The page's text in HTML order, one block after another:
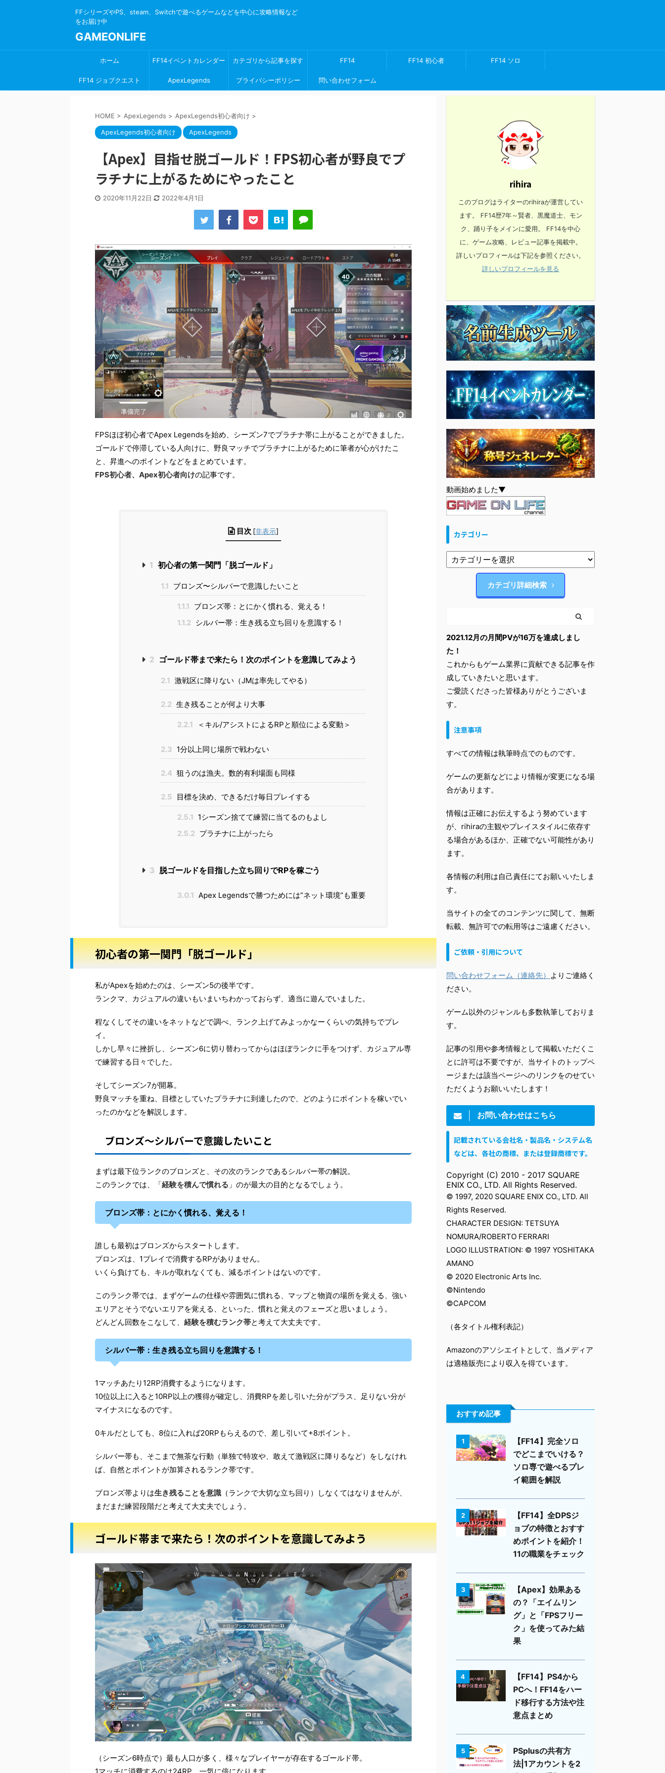
FFシリーズやPS、steam、Switchで遊べるゲームなどを中心に攻略情報など
をお届け中
GAMEONLIFE
ホーム FF14イベントカレンダー カテゴリから記事を探す FF14 FF14 初心者 FF14 ソロ
FF14 ジョブクエスト ApexLegends プライバシーポリシー 問い合わせフォーム
HOME > ApexLegends > ApexLegends初心者向け >
ApexLegends初心者向け ApexLegends
【Apex】目指せ脱ゴールド！FPS初心者が野良でプ
ラチナに上がるためにやったこと
2020年11月22日 2022年4月1日
FPSほぼ初心者でApex Legendsを始め、シーズン7でプラチナ帯に上がることができました。
ゴールドで停滞している人向けに、野良マッチでプラチナに上がるために筆者が心がけたこ
と、昇進へのポイントなどをまとめています。
FPS初心者、Apex初心者向けの記事です。
目次 [非表示]
1 初心者の第一関門「脱ゴールド」
1.1 ブロンズ〜シルバーで意識したいこと
1.1.1 ブロンズ帯：とにかく慣れる、覚える！
1.1.2 シルバー帯：生き残る立ち回りを意識する！
2 ゴールド帯まで来たら！次のポイントを意識してみよう
2.1 激戦区に降りない（JMは率先してやる）
2.2 生き残ることが何より大事
2.2.1 ＜キル/アシストによるRPと順位による変動＞
2.3 1分以上同じ場所で戦わない
2.4 狙うのは漁夫。数的有利場面も同様
2.5 目標を決め、できるだけ毎日プレイする
2.5.1 1シーズン捨てて練習に当てるのもよし
2.5.2 プラチナに上がったら
3 脱ゴールドを目指した立ち回りでRPを稼ごう
3.0.1 Apex Legendsで勝つためには”ネット環境”も重要
初心者の第一関門「脱ゴールド」
私がApexを始めたのは、シーズン5の後半です。
ランクマ、カジュアルの違いもいまいちわかっておらず、適当に遊んでいました。
程なくしてその違いをネットなどで調べ、ランク上げてみよっかなーくらいの気持ちでプレ
イ。
しかし早々に挫折し、シーズン6に切り替わってからはほぼランクに手をつけず、カジュアル専
で練習する日々でした。
そしてシーズン7が開幕。
野良マッチを重ね、目標としていたプラチナに到達したので、どのようにポイントを稼いでい
ったのかなどを解説します。
ブロンズ〜シルバーで意識したいこと
まずは最下位ランクのブロンズと、その次のランクであるシルバー帯の解説。
このランクでは、「経験を積んで慣れる 」のが最大の目的となるでしょう。
ブロンズ帯：とにかく慣れる、覚える！
誰しも最初はブロンズからスタートします。
ブロンズは、1プレイで消費するRPがありません。
いくら負けても、キルが取れなくても、減るポイントはないのです。
このランク帯では、まずゲームの仕様や雰囲気に慣れる、マップと物資の場所を覚える、強い
エリアとそうでないエリアを覚える、といった、慣れと覚えのフェーズと思いましょう。
どんどん回数をこなして、 経験を積むランク帯と考えて大丈夫です。
シルバー帯：生き残る立ち回りを意識する！
1マッチあたり12RP消費するようになります。
10位以上に入ると10RP以上の獲得が確定し、消費RPを差し引いた分がプラス、足りない分が
マイナスになるのです。
0キルだとしても、8位に入れば20RPもらえるので、差し引いて+8ポイント。
シルバー帯も、そこまで無茶な行動（単独で特攻や、敢えて激戦区に降りるなど）をしなけれ
ば、自然とポイントが加算されるランク帯です。
ブロンズ帯よりは生き残ることを意識 （ランクで大切な立ち回り）しなくてはなりませんが、
まだまだ練習段階だと考えて大丈夫でしょう。
ゴールド帯まで来たら！次のポイントを意識してみよう
（シーズン6時点で）最も人口が多く、様々なプレイヤーが存在するゴールド帯。
1マッチに消費するのは24RP、一気に倍になります。
rihira
このブログはライターのrihiraが運営してい
ます。 FF14歴7年～賢者、黒魔道士、モン
ク、踊り子をメインに愛用。 FF14を中心
に、ゲーム攻略、レビュー記事を掲載中。
詳しいプロフィールは下記を参照ください。
詳しいプロフィールを見る
動画始めました▼
カテゴリー
カテゴリ詳細検索
2021.12月の月間PVが16万を達成しまし
た！
これからもゲーム業界に貢献できる記事を作
成していきたいと思います。
ご愛読くださった皆様ありがとうございま
す。
注意事項
すべての情報は執筆時点でのものです。
ゲームの更新などにより情報が変更になる場
合があります。
情報は正確にお伝えするよう努めています
が、rihiraの主観やプレイスタイルに依存す
る場合があるほか、正確でない可能性があり
ます。
各情報の利用は自己責任にてお願いいたしま
す。
当サイトの全てのコンテンツに関して、無断
転載、無許可での転用等はご遠慮ください。
ご依頼・引用について
問い合わせフォーム（連絡先） よりご連絡く
ださい。
ゲーム以外のジャンルも多数執筆しておりま
す。
記事の引用や参考情報として掲載いただくこ
とに許可は不要ですが、当サイトのトップペ
ージまたは該当ページへのリンクをのせてい
ただくようお願いいたします！
お問い合わせはこちら
記載されている会社名・製品名・システム名
などは、各社の商標、または登録商標です。
Copyright (C) 2010 - 2017 SQUARE
ENIX CO., LTD. All Rights Reserved.
© 1997, 2020 SQUARE ENIX CO., LTD. All
Rights Reserved.
CHARACTER DESIGN: TETSUYA
NOMURA/ROBERTO FERRARI
LOGO ILLUSTRATION: © 1997 YOSHITAKA
AMANO
© 2020 Electronic Arts Inc.
©Nintendo
©CAPCOM
（各タイトル権利表記）
Amazonのアソシエイトとして、当メディア
は適格販売により収入を得ています。
おすすめ記事
1
【FF14】完全ソロ
でどこまでいける？
ソロ専で遊べるプレ
イ範囲を解説
2
【FF14】全DPSジ
ョブの特徴とおすす
めポイントを紹介！
11の職業をチェック
3
【Apex】効果ある
の？「エイムリン
グ」と「FPSフリー
ク」を使ってみた結
果
4
【FF14】PS4から
PCへ！FF14をハー
ド移行する方法や注
意点まとめ
5
PSplusの共有方
法|1アカウントを2